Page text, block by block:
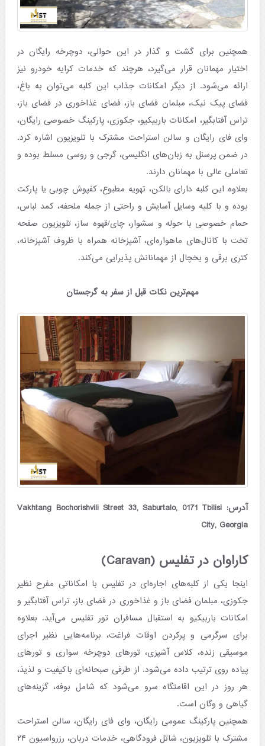
همچنین برای گشت و گذار در این حوالی، دوچرخه رایگان در
اختیار مهمانان قرار می‌گیرد، هرچند که خدمات کرایه خودرو نیز
ارائه می‌شود. از دیگر امکانات جذاب این کلبه می‌توان به باغ،
فضای پیک نیک، مبلمان فضای باز، فضای غذاخوری در فضای باز،
تراس آفتابگیر، امکانات باربیکیو، جکوزی، پارکینگ خصوصی رایگان،
وای فای رایگان و سالن استراحت مشترک با تلویزیون اشاره کرد.
در ضمن پرسنل به زبان‌های انگلیسی، گرجی و روسی مسلط بوده و
تعاملی عالی با مهمانان دارند.
بعلاوه این کلبه دارای بالکن، تهویه مطبوع، کفپوش چوبی یا پارکت
بوده و با کلیه وسایل آسایش و راحتی از جمله ملحفه، کمد لباس،
حمام خصوصی با حوله و سشوار، چای/قهوه ساز، تلویزیون صفحه
تخت با کانال‌های ماهواره‌ای، آشپزخانه همراه با ظروف آشپزخانه،
کتری برقی و یخچال از مهمانانش پذیرایی می‌کند.
مهم‌ترین نکات قبل از سفر به گرجستان
آدرس: Vakhtang Bochorishvili Street 33, Saburtalo, 0171 Tbilisi
City, Georgia
کاراوان در تفلیس (Caravan)
اینجا یکی از کلبه‌های اجاره‌ای در تفلیس با امکاناتی مفرح نظیر
جکوزی، مبلمان فضای باز و غذاخوری در فضای باز، تراس آفتابگیر و
امکانات باربیکیو به استقبال مسافران تور تفلیس می‌آید. بعلاوه
برای سرگرمی و پرکردن اوقات فراغت، برنامه‌هایی نظیر اجرای
موسیقی زنده، کلاس آشپزی، تورهای دوچرخه سواری و تورهای
پیاده روی ترتیب داده می‌شود. از طرفی صبحانه‌ای باکیفیت و لذیذ،
هر روز در این اقامتگاه سرو می‌شود که شامل بوفه، گزینه‌های
گیاهی و وگان است.
همچنین پارکینگ عمومی رایگان، وای فای رایگان، سالن استراحت
مشترک با تلویزیون، شاتل فرودگاهی، خدمات دربان، رزرواسیون ۲۴